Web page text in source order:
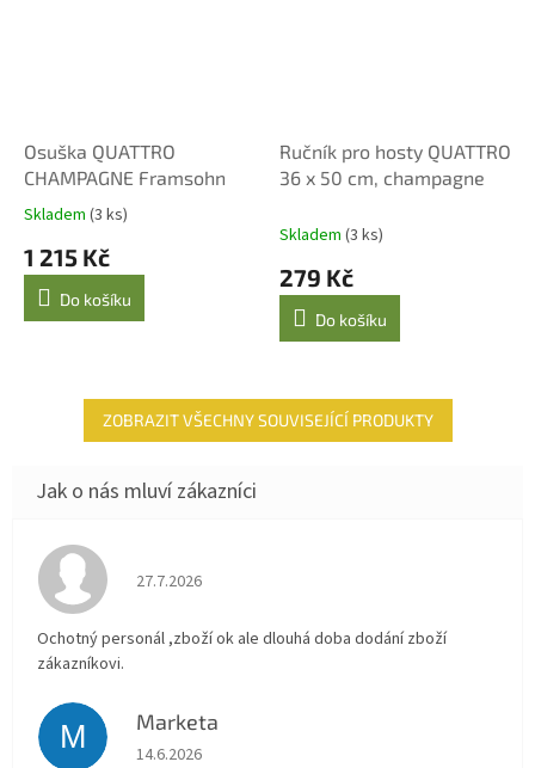
Osuška QUATTRO
CHAMPAGNE Framsohn
Průměrné
produktu
4,5
Skladem (3 ks)
1 215 Kč
Do košíku
Ručník pro hosty QUATTRO
36 x 50 cm, champagne
Skladem (3 ks)
279 Kč
Do košíku
ZOBRAZIT VŠECHNY SOUVISEJÍCÍ PRODUKTY
Hodnocení obchodu je 4 z 5 hvězdiček.
27.7.2026
Ochotný personál ,zboží ok ale dlouhá doba dodání zboží
zákazníkovi.
M Marketa
Hodnocení obchodu je 5 z 5 hvězdiček.
14.6.2026